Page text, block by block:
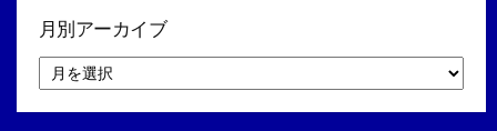
月別アーカイブ
別
ア